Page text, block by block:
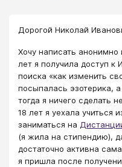
Дорогой Николай
Хочу написать анонимно
лет я получила доступ к
поиска «как изменить
посыпалась эзотерика,
тогда я ничего сделать
18 лет я уехала учиться
заниматься на
(я жила на стипендию),
достаточно активна
я пришла после